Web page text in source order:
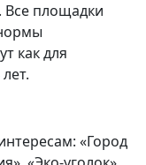
Все площадки
как для
«Город